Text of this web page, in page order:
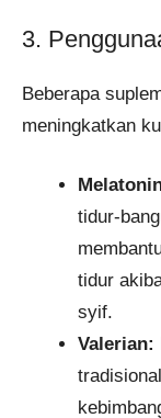
3.
Beberapa
meningkatkan
tidur-
tidur
syif.
Valerian: